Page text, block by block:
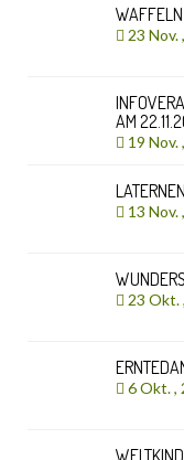
23 Nov.
AM
19 Nov.
13 Nov.
23 Okt.
6 Okt. ,